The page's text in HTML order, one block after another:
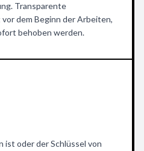
Transparente
dem Beginn der Arbeiten,
behoben werden.
ist oder der Schlüssel von